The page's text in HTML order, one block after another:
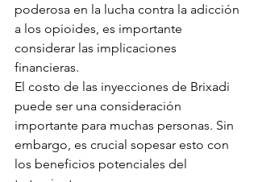
poderosa en la lucha contra la adicción
a los opioides, es importante
considerar las implicaciones
financieras.
El costo de las inyecciones de Brixadi
puede ser una consideración
importante para muchas personas. Sin
embargo, es crucial sopesar esto con
los beneficios potenciales del